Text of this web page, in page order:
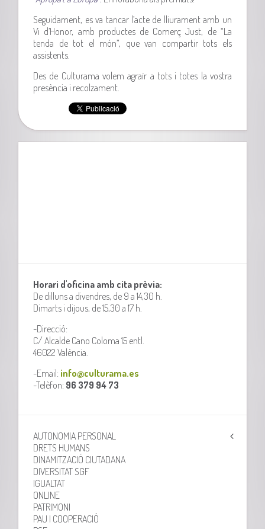
Seguidament, es va tancar l’acte de lliurament amb un
Vi d’Honor, amb productes de Comerç Just, de “La
tenda de tot el món”, que van compartir tots els
assistents.
Des de Culturama volem agraïr a tots i totes la vostra
presència i recolzament.
Horari d'oficina amb cita prèvia:
De dilluns a divendres, de 9 a 14,30 h.
Dimarts i dijous, de 15,30 a 17 h.
-Direcció:
C/ Alcalde Cano Coloma 15 entl.
46022 València.
-Email: info@culturama.es
-Telèfon: 96 379 94 73
AUTONOMIA PERSONAL
DRETS HUMANS
DINAMITZACIÓ CIUTADANA
DIVERSITAT SGF
IGUALTAT
ONLINE
PATRIMONI
PAU I COOPERACIÓ